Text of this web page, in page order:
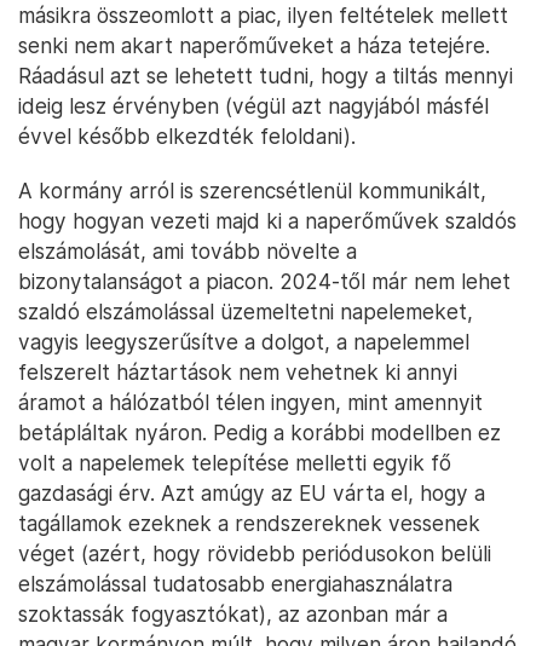
másikra összeomlott a piac, ilyen feltételek mellett
senki nem akart naperőműveket a háza tetejére.
Ráadásul azt se lehetett tudni, hogy a tiltás mennyi
ideig lesz érvényben (végül azt nagyjából másfél
évvel később elkezdték feloldani).
A kormány arról is szerencsétlenül kommunikált,
hogy hogyan vezeti majd ki a naperőművek szaldós
elszámolását, ami tovább növelte a
bizonytalanságot a piacon. 2024-től már nem lehet
szaldó elszámolással üzemeltetni napelemeket,
vagyis leegyszerűsítve a dolgot, a napelemmel
felszerelt háztartások nem vehetnek ki annyi
áramot a hálózatból télen ingyen, mint amennyit
betápláltak nyáron. Pedig a korábbi modellben ez
volt a napelemek telepítése melletti egyik fő
gazdasági érv. Azt amúgy az EU várta el, hogy a
tagállamok ezeknek a rendszereknek vessenek
véget (azért, hogy rövidebb periódusokon belüli
elszámolással tudatosabb energiahasználatra
szoktassák fogyasztókat), az azonban már a